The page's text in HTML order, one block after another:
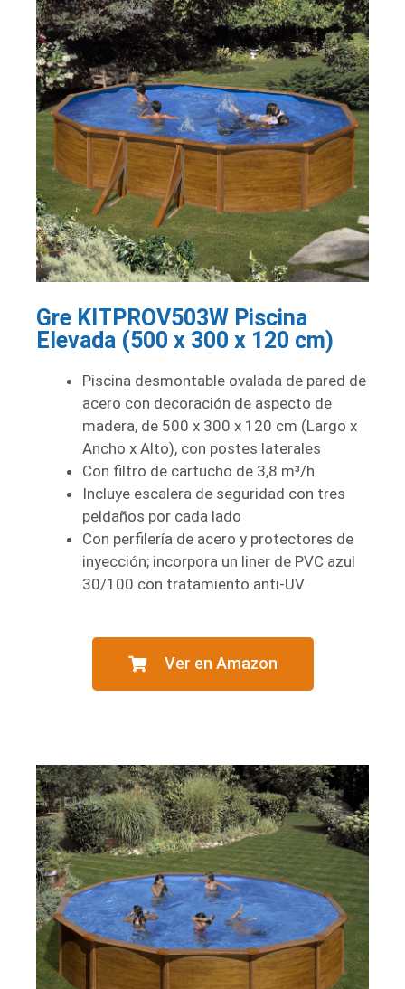
Gre KITPROV503W Piscina
Elevada (500 x 300 x 120 cm)
Piscina desmontable ovalada de pared de
acero con decoración de aspecto de
madera, de 500 x 300 x 120 cm (Largo x
Ancho x Alto), con postes laterales
Con filtro de cartucho de 3,8 m³/h
Incluye escalera de seguridad con tres
peldaños por cada lado
Con perfilería de acero y protectores de
inyección; incorpora un liner de PVC azul
30/100 con tratamiento anti-UV
Ver en Amazon